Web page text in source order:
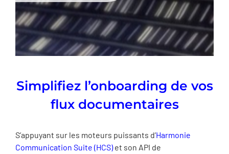
Simplifiez l’onboarding de vos
flux documentaires
S’appuyant sur les moteurs puissants d’Harmonie
Communication Suite (HCS)et son API de